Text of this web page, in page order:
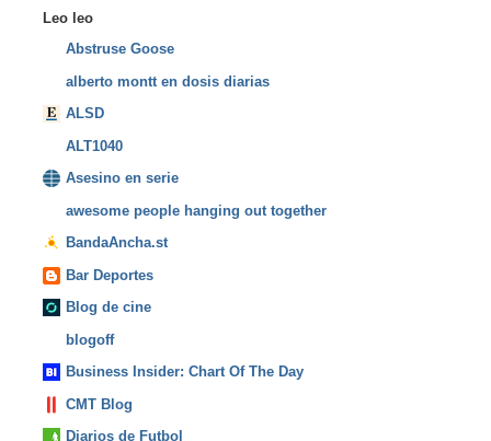
Leo leo
Abstruse Goose
alberto montt en dosis diarias
ALSD
ALT1040
Asesino en serie
awesome people hanging out together
BandaAncha.st
Bar Deportes
Blog de cine
blogoff
Business Insider: Chart Of The Day
CMT Blog
Diarios de Futbol